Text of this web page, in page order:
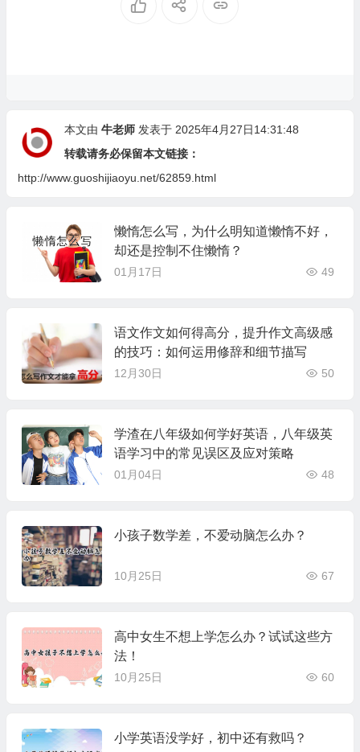
本文由 牛老师发表于 2025年4月27日14:31:48
转载请务必保留本文链接：
http://www.guoshijiaoyu.net/62859.html
懒惰怎么写，为什么明知道懒惰不好，
却还是控制不住懒惰？
01月17日 49
语文作文如何得高分，提升作文高级感
的技巧：如何运用修辞和细节描写
12月30日 50
学渣在八年级如何学好英语，八年级英
语学习中的常见误区及应对策略
01月04日 48
小孩子数学差，不爱动脑怎么办？
10月25日 67
高中女生不想上学怎么办？试试这些方
法！
10月25日 60
小学英语没学好，初中还有救吗？